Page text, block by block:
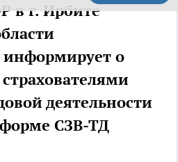
в г. Ирбите
о
деятельности
СЗВ-ТД